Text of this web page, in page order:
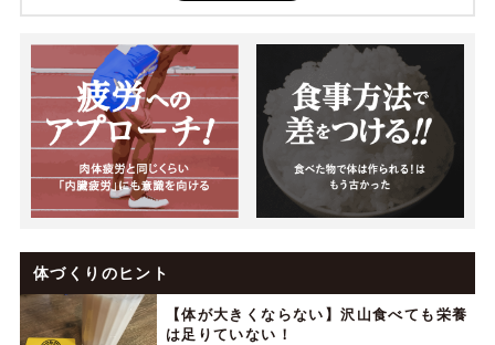
体づくりのヒント
【体が大きくならない】沢山食べても栄養
は足りていない！